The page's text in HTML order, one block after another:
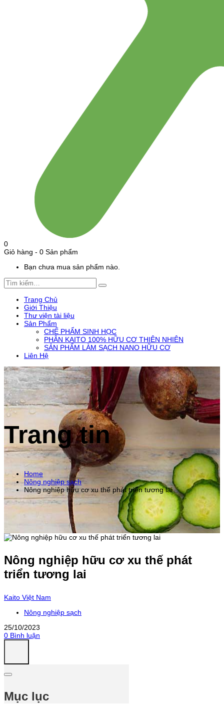
0
Giỏ hàng - 0 Sản phẩm
Bạn chưa mua sản phẩm nào.
Trang Chủ
Giới Thiệu
Thư viện tài liệu
Sản Phẩm
CHẾ PHẨM SINH HỌC
PHÂN KAITO 100% HỮU CƠ THIÊN NHIÊN
SẢN PHẨM LÀM SẠCH NANO HỮU CƠ
Liên Hệ
Trang tin
Home
Nông nghiệp sạch
Nông nghiệp hữu cơ xu thế phát triển tương lai
Nông nghiệp hữu cơ xu thế phát
triển tương lai
Kaito Việt Nam
Nông nghiệp sạch
25/10/2023
0 Bình luận
Mục lục